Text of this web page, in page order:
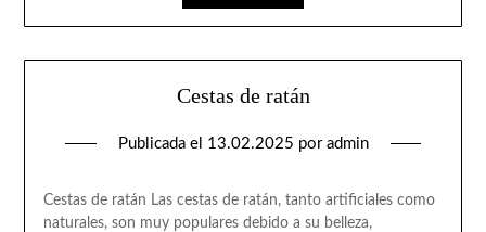
Cestas de ratán
Publicada el 13.02.2025 por admin
Cestas de ratán Las cestas de ratán, tanto artificiales como
naturales, son muy populares debido a su belleza,